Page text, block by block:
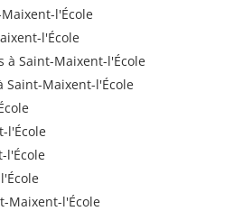
l'École
l'École
à Saint-Maixent-l'École
Saint-Maixent-l'École
l'École
l'École
Maixent-l'École